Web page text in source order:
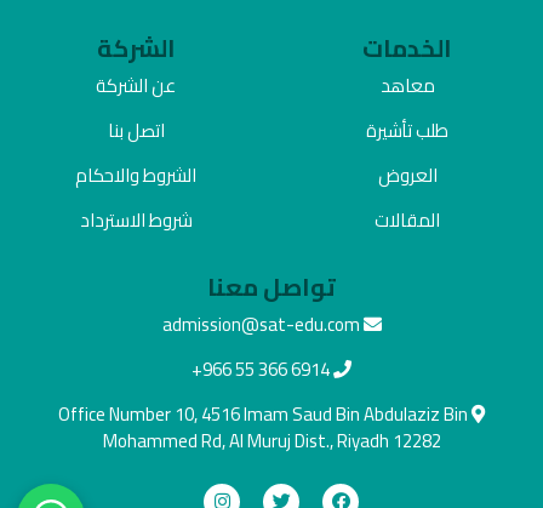
الخدمات
معاهد
طلب تأشيرة
العروض
المقالات
الشركة
عن الشركة
اتصل بنا
الشروط والاحكام
شروط الاسترداد
تواصل معنا
admission@sat-edu.com
+966 55 366 6914
Office Number 10, 4516 Imam Saud Bin Abdulaziz Bin
Mohammed Rd, Al Muruj Dist., Riyadh 12282